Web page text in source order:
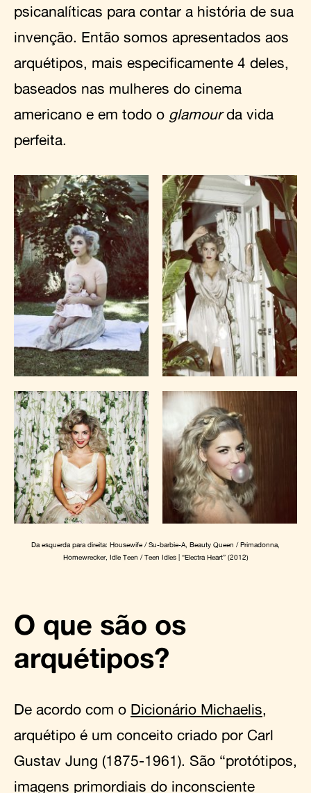
psicanalíticas para contar a história de sua
invenção. Então somos apresentados aos
arquétipos, mais especificamente 4 deles,
baseados nas mulheres do cinema
americano e em todo o glamourda vida
perfeita.
Da esquerda para direita: Housewife / Su-barbie-A, Beauty Queen / Primadonna,
Homewrecker, Idle Teen / Teen Idles | “Electra Heart” (2012)
O que são os
arquétipos?
De acordo com o Dicionário Michaelis,
arquétipo é um conceito criado por Carl
Gustav Jung (1875-1961). São “protótipos,
imagens primordiais do inconsciente